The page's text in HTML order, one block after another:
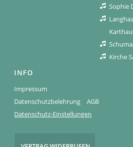
Sophie
Kirche
INFO
Impressum
Datenschutzbelehrung
AGB
Datenschutz-Einstellungen